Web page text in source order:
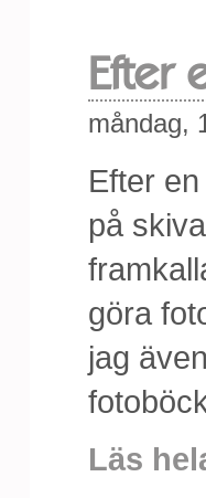
Efter
måndag,
Efter
på
göra
jag
Läs